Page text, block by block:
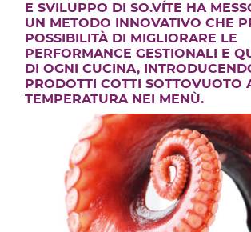
E SVILUPPO DI SO.VÍTE HA
UN METODO INNOVATIVO CHE
POSSIBILITÀ DI MIGLIORARE LE
PERFORMANCE GESTIONALI E
DI OGNI CUCINA,
PRODOTTI COTTI SOTTOVUOTO
TEMPERATURA NEI MENÙ.